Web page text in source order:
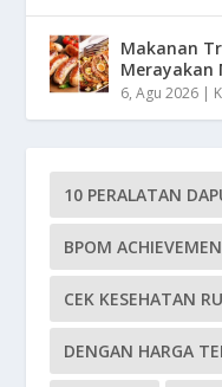
Makanan
Merayakan
6, Agu 2026 |
10 PERALATAN
BPOM
CEK KESEHATAN
DENGAN HARGA